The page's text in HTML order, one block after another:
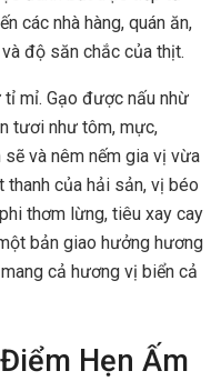
các nhà hàng, quán ăn,
độ săn chắc của thịt.
mỉ. Gạo được nấu nhừ
tươi như tôm, mực,
và nêm nếm gia vị vừa
thanh của hải sản, vị béo
thơm lừng, tiêu xay cay
bản giao hưởng hương
cả hương vị biển cả
Hẹn Ấm